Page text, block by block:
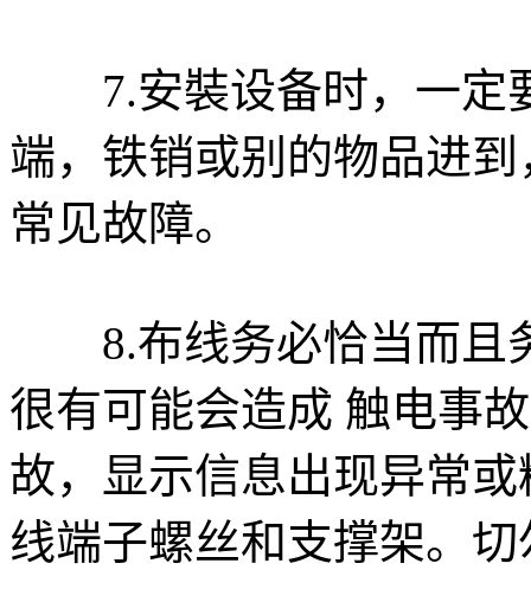
7.安裝设备时，一定
端，铁销或别的物品进
常见故障。
8.布线务必恰当而且
很有可能会造成 触电事
故，显示信息出现异常
线端子螺丝和支撑架。